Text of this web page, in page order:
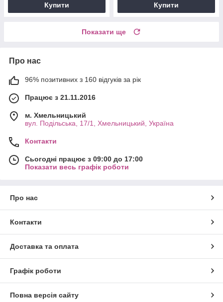
Купити Купити
Показати ще
Про нас
96% позитивних з 160 відгуків за рік
Працює з 21.11.2016
м. Хмельницький
вул. Подільська, 17/1, Хмельницький, Україна
Контакти
Сьогодні працює з 09:00 до 17:00
Показати весь графік роботи
Про нас
Контакти
Доставка та оплата
Графік роботи
Повна версія сайту